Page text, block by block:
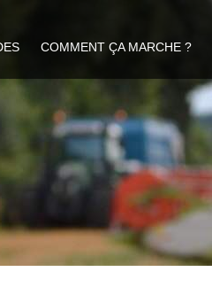
COMMENT ÇA MARCHE ?